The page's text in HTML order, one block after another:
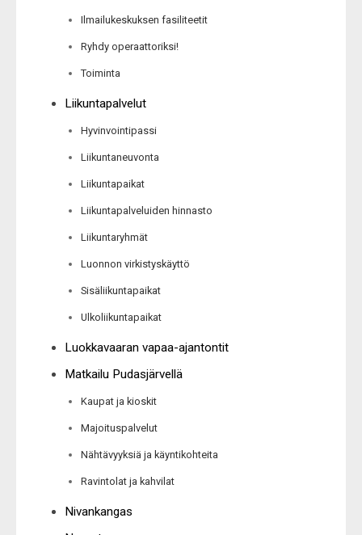
Ilmailukeskuksen fasiliteetit
Ryhdy operaattoriksi!
Toiminta
Liikuntapalvelut
Hyvinvointipassi
Liikuntaneuvonta
Liikuntapaikat
Liikuntapalveluiden hinnasto
Liikuntaryhmät
Luonnon virkistyskäyttö
Sisäliikuntapaikat
Ulkoliikuntapaikat
Luokkavaaran vapaa-ajantontit
Matkailu Pudasjärvellä
Kaupat ja kioskit
Majoituspalvelut
Nähtävyyksiä ja käyntikohteita
Ravintolat ja kahvilat
Nivankangas